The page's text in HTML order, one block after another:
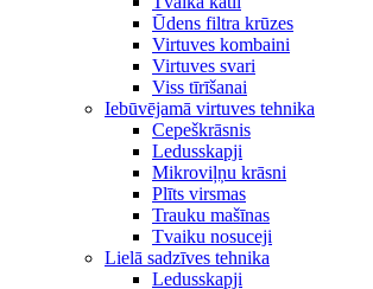
Ūdens filtra krūzes
Virtuves kombaini
Virtuves svari
Viss tīrīšanai
Iebūvējamā virtuves tehnika
Cepeškrāsnis
Ledusskapji
Mikroviļņu krāsni
Plīts virsmas
Trauku mašīnas
Tvaiku nosuceji
Lielā sadzīves tehnika
Ledusskapji